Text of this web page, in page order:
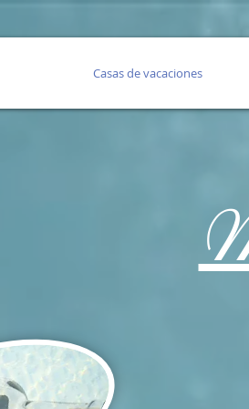
Casas de vacaciones